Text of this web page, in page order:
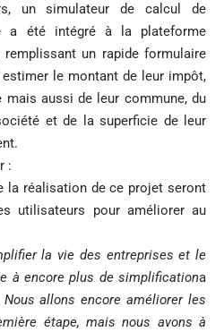
un simulateur de calcul de
a été intégré à la plateforme
remplissant un rapide formulaire
le montant de leur impôt,
aussi de leur commune, du
et de la superficie de leur
:
la réalisation de ce projet seront
utilisateurs pour améliorer au
la vie des entreprises et le
à encore plus de simplificationa
Nous allons encore améliorer les
étape, mais nous avons à